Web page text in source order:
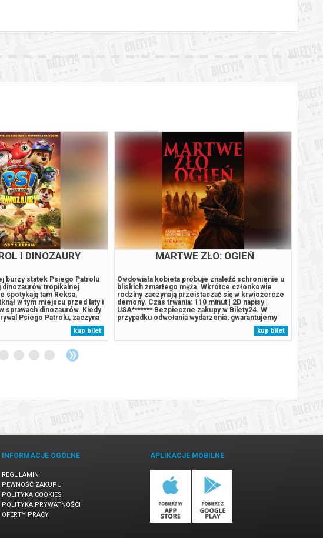
I DINOZAURY
burzy statek Psiego Patrolu
dinozaurów tropikalnej
spotykają tam Reksa,
w tym miejscu przed laty i
sprawach dinozaurów. Kiedy
Psiego Patrolu, zaczyna
zasoby naturalne
do wybuchu ogromnego,
Psi Patrol...
kup bilet
MARTWE ZŁO: OGIEŃ
Owdowiała kobieta próbuje znaleźć schronienie u
bliskich zmarłego męża. Wkrótce członkowie
rodziny zaczynają przeistaczać się w krwiożercze
demony. Czas trwania: 110 minut | 2D napisy |
USA******* Bezpieczne zakupy w Bilety24. W
przypadku odwołania wydarzenia, gwarantujemy
automatyczny zwrot środków potwierdzony
komunikatem wysyłanym na adres e-mail, podany
podczas zakupu.
kup bilet
INFORMACJE OGÓLNE
REGULAMIN
PEWNOŚĆ ZAKUPU
POLITYKA COOKIES
POLITYKA PRYWATNOŚCI
OFERTY PRACY
APLIKACJE MOBILNE